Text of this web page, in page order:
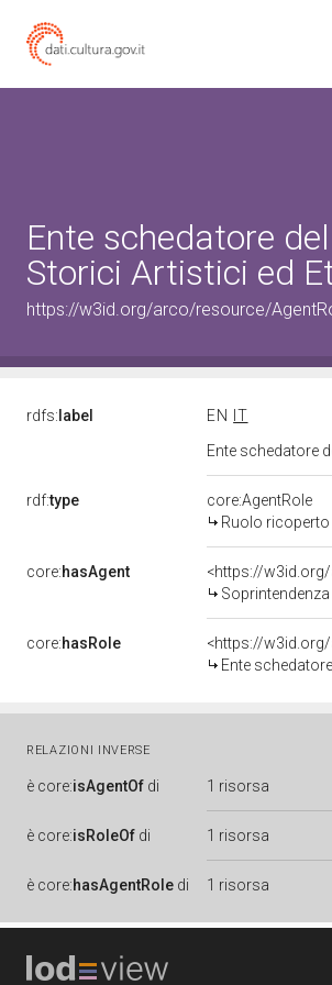
Ente schedatore
Storici Artistici ed
https://w3id.org/arco/resource/
rdfs: label EN
IT
Ente schedatore
rdf:type
core:AgentRole
Ruolo ricoperto
core:hasAgent
<https://
core:hasRole
<https://
Ente schedatore
RELAZIONI INVERSE
è core:isAgentOf di 1 risorsa
è core:isRoleOf di 1 risorsa
è core:hasAgentRole di 1 risorsa